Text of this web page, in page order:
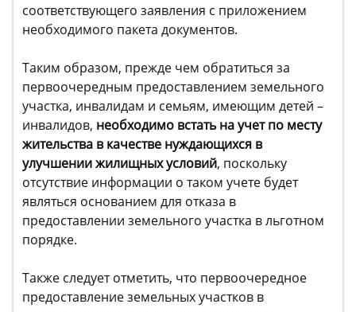
соответствующего заявления с приложением
необходимого пакета документов.
Таким образом, прежде чем обратиться за
первоочередным предоставлением земельного
участка, инвалидам и семьям, имеющим детей –
инвалидов, необходимо встать на учет по месту
жительства в качестве нуждающихся в
улучшении жилищных условий, поскольку
отсутствие информации о таком учете будет
являться основанием для отказа в
предоставлении земельного участка в льготном
порядке.
Также следует отметить, что первоочередное
предоставление земельных участков в